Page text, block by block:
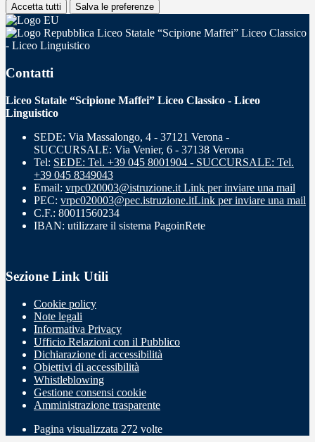
Accetta tutti Salva le preferenze
Liceo Statale “Scipione Maffei” Liceo Classico
- Liceo Linguistico
Contatti
Liceo Statale “Scipione Maffei” Liceo Classico - Liceo
Linguistico
SEDE: Via Massalongo, 4 - 37121 Verona -
SUCCURSALE: Via Venier, 6 - 37138 Verona
Tel: SEDE: Tel. +39 045 8001904 - SUCCURSALE: Tel.
+39 045 8349043
Email: vrpc020003@istruzione.it Link per inviare una mail
PEC: vrpc020003@pec.istruzione.itLink per inviare una mail
C.F.: 80011560234
IBAN: utilizzare il sistema PagoinRete
Sezione Link Utili
Cookie policy
Note legali
Informativa Privacy
Ufficio Relazioni con il Pubblico
Dichiarazione di accessibilità
Obiettivi di accessibilità
Whistleblowing
Gestione consensi cookie
Amministrazione trasparente
Pagina visualizzata 272 volte